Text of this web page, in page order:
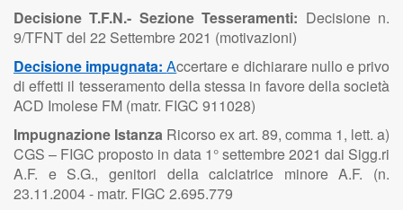
Decisione T.F.N.- Sezione Tesseramenti: Decisione n.
9/TFNT del 22 Settembre 2021 (motivazioni)
Decisione impugnata:Accertare e dichiarare nullo e privo
di effetti il tesseramento della stessa in favore della società
ACD Imolese FM (matr. FIGC 911028)
Impugnazione Istanza Ricorso ex art. 89, comma 1, lett. a)
CGS – FIGC proposto in data 1° settembre 2021 dai Sigg.ri
A.F. e S.G., genitori della calciatrice minore A.F. (n.
23.11.2004 - matr. FIGC 2.695.779